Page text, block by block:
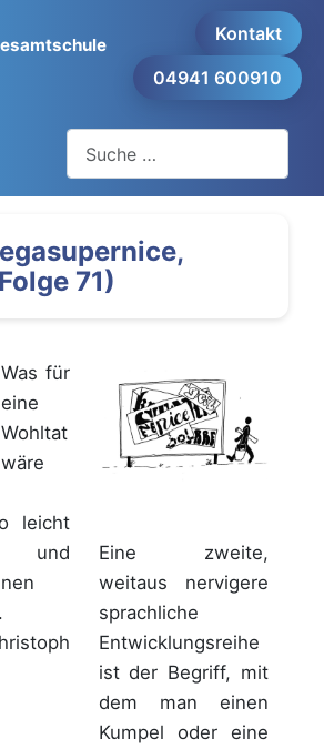
Kontakt
04941 600910
71)
Was für
eine
Wohltat
wäre
leicht
und
Eine zweite,
weitaus nervigere
sprachliche
Entwicklungsreihe
ist der Begriff, mit
dem man einen
Kumpel oder eine